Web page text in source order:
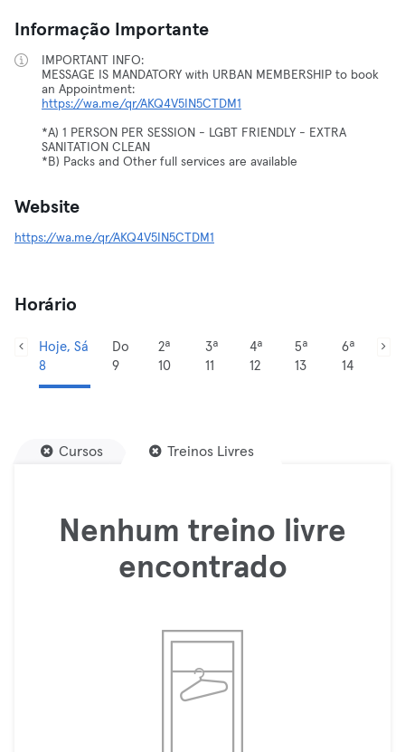
Informação Importante
IMPORTANT INFO:
MESSAGE IS MANDATORY with URBAN MEMBERSHIP to book
https://wa.me/qr/AKQ4V5IN5CTDM1
*A) 1 PERSON PER SESSION - LGBT FRIENDLY - EXTRA
SANITATION CLEAN
*B) Packs and Other full services are available
Website
https://wa.me/qr/AKQ4V5IN5CTDM1
Horário
Hoje, Sá
8
Do
9
2ª
10
3ª
11
4ª
12
5ª
13
6ª
14
Cursos Treinos Livres
Nenhum treino livre
encontrado